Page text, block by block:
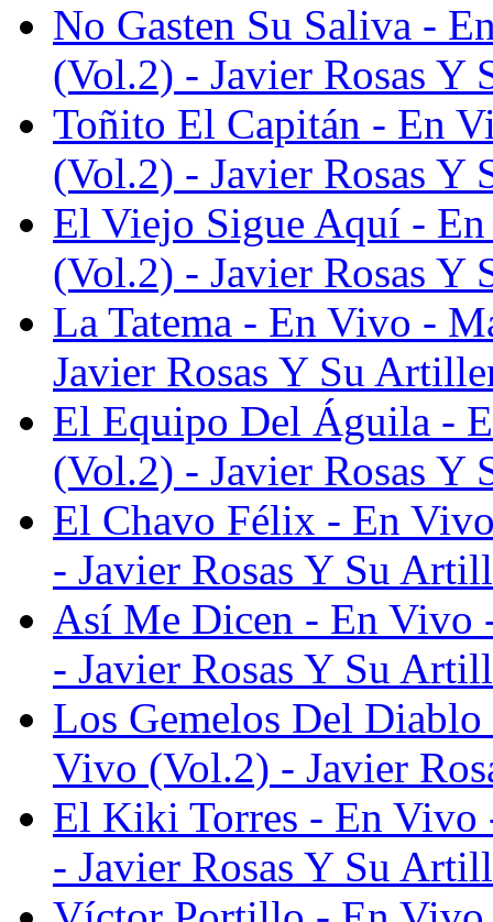
No Gasten Su Saliva -
(Vol.2) - Javier Rosas Y
Toñito El Capitán - En
(Vol.2) - Javier Rosas Y
El Viejo Sigue Aquí -
(Vol.2) - Javier Rosas Y
La Tatema - En Vivo -
Javier Rosas Y Su
El Equipo Del Águila -
(Vol.2) - Javier Rosas Y
El Chavo Félix - En
- Javier Rosas Y Su
Así Me Dicen - En Vivo
- Javier Rosas Y Su
Los Gemelos Del
Vivo (Vol.2) - Javier
El Kiki Torres - En Vivo
- Javier Rosas Y Su